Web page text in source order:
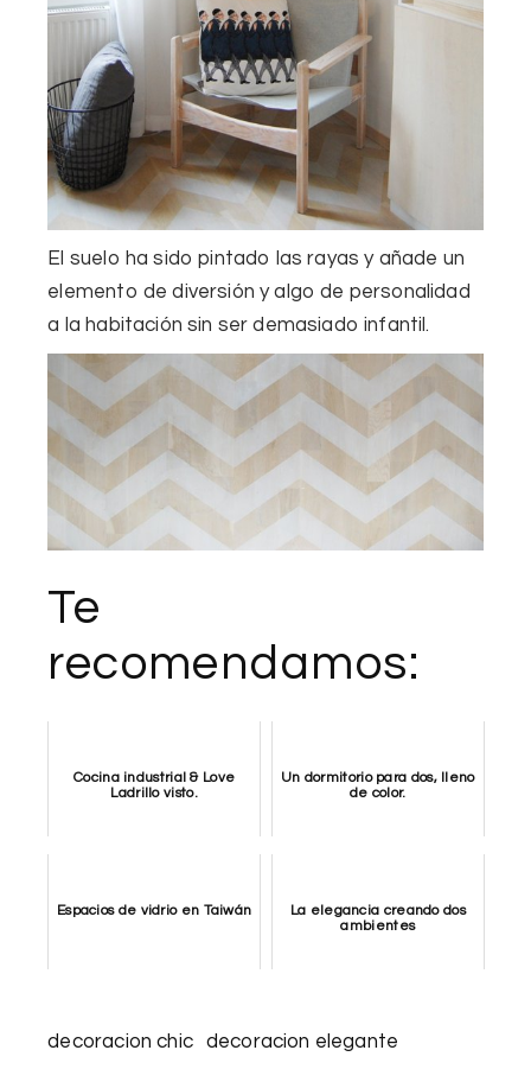
El suelo ha sidopintado las rayas y añade un
elemento de diversión y algo de personalidad
a la habitación sin ser demasiado infantil.
Te
recomendamos:
Cocina industrial & Love
Ladrillo visto.
Un dormitorio para dos, lleno
de color.
Espacios de vidrio en Taiwán
La elegancia creando dos
ambientes
decoracion chic decoracion elegante